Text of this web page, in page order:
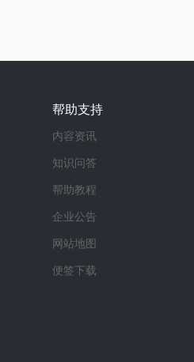
帮助支持
内容资讯
知识问答
帮助教程
企业公告
网站地图
便签下载